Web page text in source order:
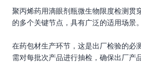
聚丙烯药用滴眼剂瓶微生物限度检测贯
的多个关键节点，具有广泛的适用场景。
在药包材生产环节，这是出厂检验的必
需对每批次产品进行抽检，确保出厂产